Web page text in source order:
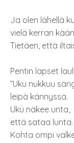
Ja olen lähellä
vielä kerran
Tietäen, että
Pentin lapset
”Uku nukkuu
leipä kännyssä.
Uku näkee unta,
että sataa lunta.
Kohta ompi